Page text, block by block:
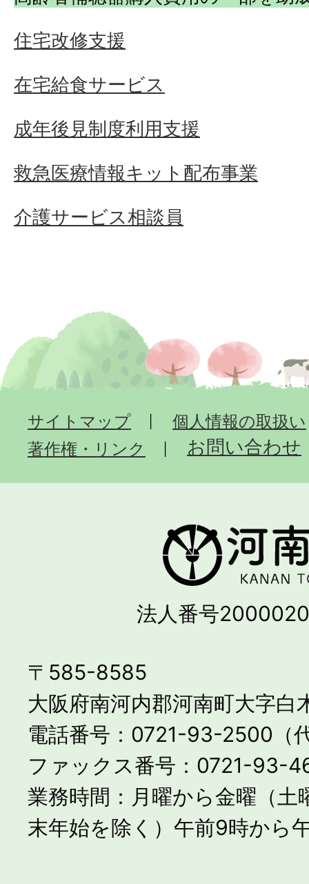
住宅改修支援
在宅給食サービス
成年後見制度利用支援
救急医療情報キット配布事業
介護サービス相談員
サイトマップ
個人情報の取扱い
著作権・リンク
お問い合わせ
法人番号
〒585-8585
大阪府南河内郡河南町大字白
電話番号：0721-93-2500（
ファックス番号：0721-93-
業務時間：月曜から金曜（土
末年始を除く）午前9時から